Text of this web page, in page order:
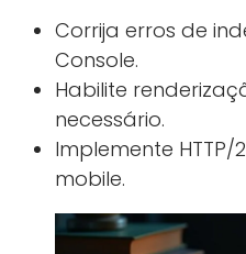
Corrija erros de
Console.
Habilite
necessário.
Implemente
mobile.